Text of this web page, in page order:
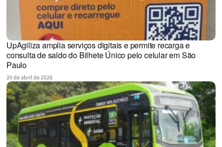
UpAgiliza amplia serviços digitais e permite recarga e
consulta de saldo do Bilhete Único pelo celular em São
Paulo
20 de abril de 2026